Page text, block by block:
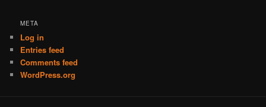
META
Log in
Entries feed
Comments feed
WordPress.org